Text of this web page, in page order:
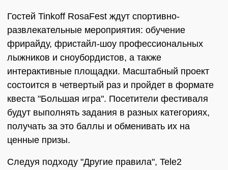
Гостей Tinkoff RosaFest ждут спортивно-
развлекательные мероприятия: обучение
фрирайду, фристайл-шоу профессиональных
лыжников и сноубордистов, а также
интерактивные площадки. Масштабный проект
состоится в четвертый раз и пройдет в формате
квеста "Большая игра". Посетители фестиваля
будут выполнять задания в разных категориях,
получать за это баллы и обменивать их на
ценные призы.
Следуя подходу "Другие правила", Tele2